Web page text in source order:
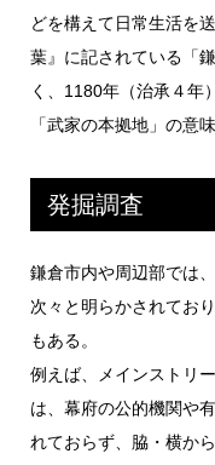
どを構えて日常生活を
葉』に記されている「
く、1180年（治承４年
「武家の本拠地」の意
発掘調査
鎌倉市内や周辺部では
次々と明らかされてお
もある。
例えば、メインストリ
は、幕府の公的機関や
れておらず、脇・横か